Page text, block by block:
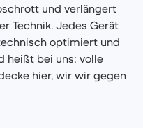
und verlängert
Technik. Jedes Gerät
optimiert und
heißt bei uns: volle
hier, wir wir gegen